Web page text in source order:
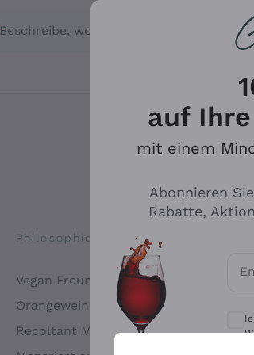
Beschreibe, wonach du suchst
Philosophien
Vegan Freundlich
Orangewein
Recoltant Manipulant
Ca'
auf
mit einem
Abonnieren
Rabatte,